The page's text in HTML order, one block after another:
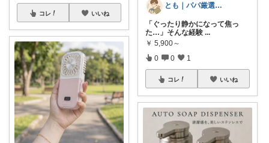
コレ いいね
とも｜パパ厳選！ママを助ける正解アイテム
「ぐったり静かになって焦っ
た…」そんな経験 ...
￥ 5,900～
0 0 1
コレ いいね